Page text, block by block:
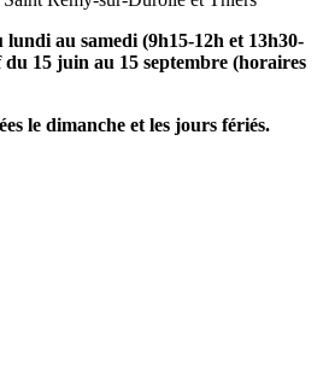
au samedi (9h15-12h et 13h30-
du 15 juin au 15 septembre (horaires
le dimanche et les jours fériés.